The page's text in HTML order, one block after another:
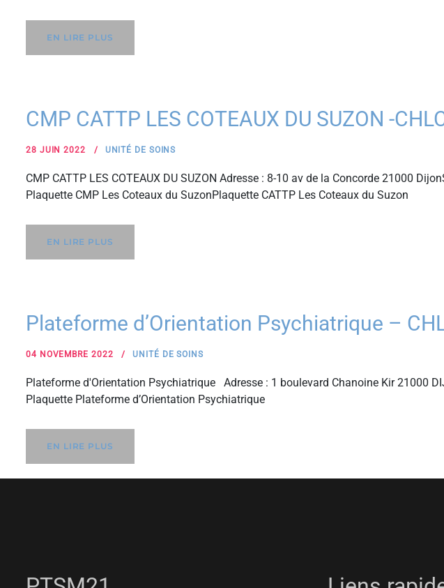
EN LIRE PLUS
CMP CATTP LES COTEAUX DU SUZON -
28 JUIN 2022 UNITÉ DE SOINS
CMP CATTP LES COTEAUX DU SUZON Adresse : 8-10 av de la Concorde 21000
Plaquette CMP Les Coteaux du SuzonPlaquette CATTP Les Coteaux du Suzon
EN LIRE PLUS
Plateforme d’Orientation Psychiatrique –
04 NOVEMBRE 2022 UNITÉ DE SOINS
Plateforme d'Orientation Psychiatrique Adresse : 1 boulevard Chanoine Kir 21000
Plaquette Plateforme d’Orientation Psychiatrique
EN LIRE PLUS